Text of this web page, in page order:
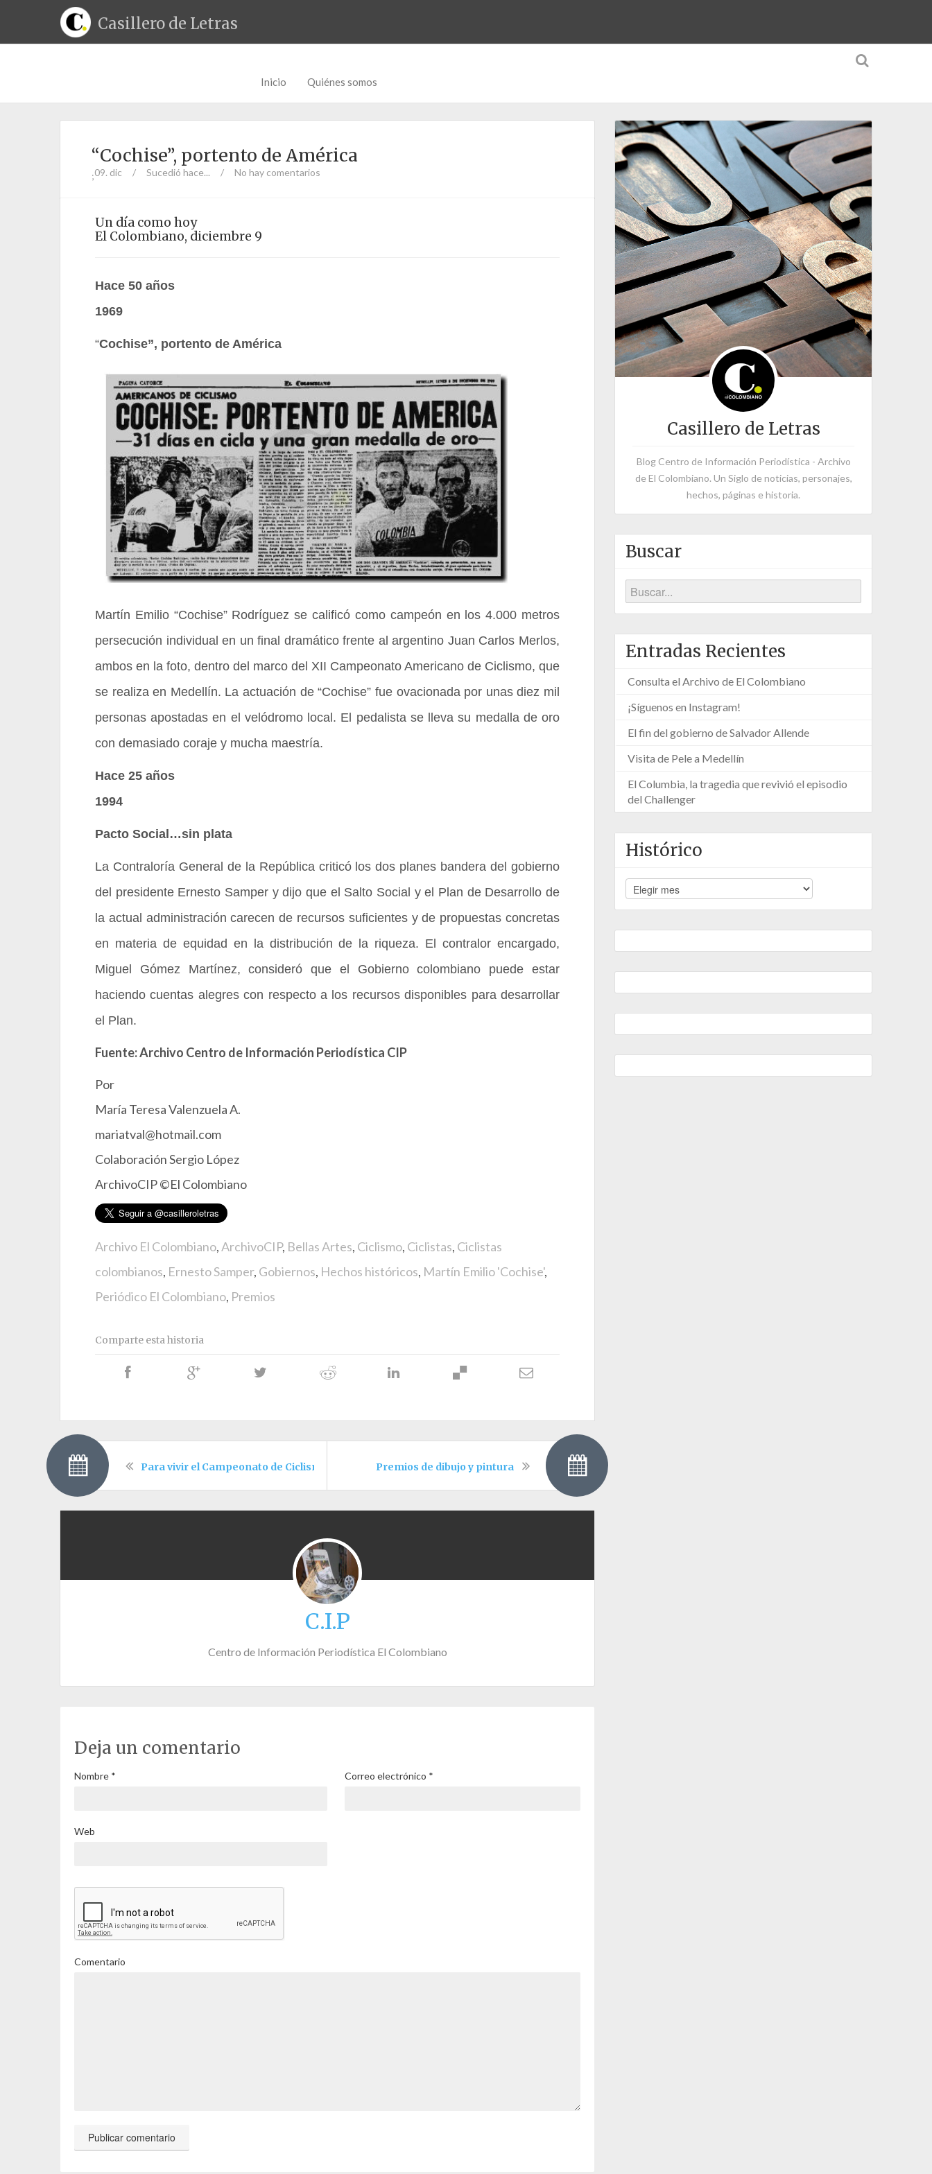
Casillero de Letras
Inicio Quiénes somos
“Cochise”, portento de América
;09. dic / Sucedió hace... / No hay comentarios
Un día como hoy
El Colombiano, diciembre 9
Hace 50 años
1969
“Cochise”, portento de América
Martín Emilio “Cochise” Rodríguez se calificó como campeón en los 4.000 metros
persecución individual en un final dramático frente al argentino Juan Carlos Merlos,
ambos en la foto, dentro del marco del XII Campeonato Americano de Ciclismo, que
se realiza en Medellín. La actuación de “Cochise” fue ovacionada por unas diez mil
personas apostadas en el velódromo local. El pedalista se lleva su medalla de oro
con demasiado coraje y mucha maestría.
Hace 25 años
1994
Pacto Social…sin plata
La Contraloría General de la República criticó los dos planes bandera del gobierno
del presidente Ernesto Samper y dijo que el Salto Social y el Plan de Desarrollo de
la actual administración carecen de recursos suficientes y de propuestas concretas
en materia de equidad en la distribución de la riqueza. El contralor encargado,
Miguel Gómez Martínez, consideró que el Gobierno colombiano puede estar
haciendo cuentas alegres con respecto a los recursos disponibles para desarrollar
el Plan.
Fuente: Archivo Centro de Información Periodística CIP
Por
María Teresa Valenzuela A.
mariatval@hotmail.com
Colaboración Sergio López
ArchivoCIP ©El Colombiano
Archivo El Colombiano,ArchivoCIP, Bellas Artes, Ciclismo, Ciclistas, Ciclistas
colombianos, Ernesto Samper, Gobiernos, Hechos históricos, Martín Emilio 'Cochise',
Periódico El Colombiano, Premios
Comparte esta historia
Para vivir el Campeonato de Ciclismo Premios de dibujo y pintura
C.I.P
Centro de Información Periodística El Colombiano
Deja un comentario
Nombre * Correo electrónico *
Web
Comentario
Casillero de Letras
Blog Centro de Información Periodística - Archivo
de El Colombiano. Un Siglo de noticias, personajes,
hechos, páginas e historia.
Buscar
Entradas Recientes
Consulta el Archivo de El Colombiano
¡Síguenos en Instagram!
El fin del gobierno de Salvador Allende
Visita de Pele a Medellín
El Columbia, la tragedia que revivió el episodio
del Challenger
Histórico